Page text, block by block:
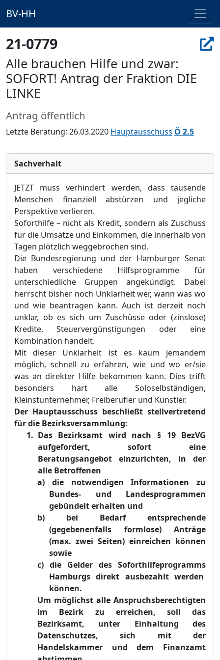
BV-HH
21-0779
Alle brauchen Hilfe und zwar:
SOFORT! Antrag der Fraktion DIE
LINKE
Antrag öffentlich
Letzte Beratung: 26.03.2020 Hauptausschuss Ö 2.5
Sachverhalt
JETZT muss verhindert werden, dass tausende
Menschen finanziell abstürzen und jegliche
Perspektive verlieren.
Soforthilfe – nicht als Kredit, sondern als Zuschuss
für die Umsätze und Einkommen, die innerhalb von
Tagen plötzlich weggebrochen sind.
Die Bundesregierung und der Hamburger Senat
haben verschiedene Hilfsprogramme für
unterschiedliche Gruppen angekündigt. Dabei
herrscht bisher noch Unklarheit wer, wann was wo
und wie beantragen kann. Auch ist derzeit noch
unklar, ob es sich um Zuschüsse oder (zinslose)
Kredite, Steuervergünstigungen oder eine
Kombination handelt.
Mit dieser Unklarheit ist es kaum jemandem
möglich, schnell zu erfahren, wie und wo er/sie
was an direkter Hilfe bekommen kann. Dies trifft
besonders hart alle Soloselbständigen,
Kleinstunternehmer, Freiberufler und Künstler.
Der Hauptausschuss beschließt stellvertretend
für die Bezirksversammlung:
Das Bezirksamt wird nach §
19 BezVG
aufgefordert, sofort eine
Beratungsangebot einzurichten, in der
alle Betroffenen
a)
die notwendigen Informationen zu
Bundes- und Landesprogrammen
gebündelt erhalten und
b)
bei Bedarf entsprechende
(gegebenenfalls formlose) Anträge
(max. zwei Seiten) einreichen können
sowie
c) die Gelder des Soforthilfeprogramms
Hamburgs direkt ausbezahlt werden
können.
Um möglichst alle Anspruchsberechtigten
im Bezirk zu erreichen, soll das
Bezirksamt, unter Einhaltung des
Datenschutzes, sich mit der
Handelskammer und dem Finanzamt